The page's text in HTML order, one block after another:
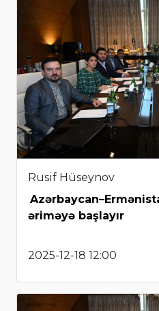
Rusif Hüseynov
əriməyə başlayır
2025-12-18 12:00